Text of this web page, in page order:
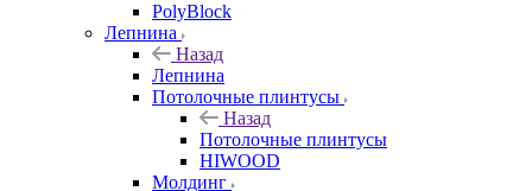
PolyBlock
Лепнина
Назад
Лепнина
Потолочные плинтусы
Назад
Потолочные плинтусы
HIWOOD
Молдинг